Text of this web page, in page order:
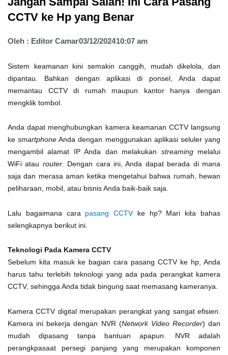
CCTV ke Hp yang Benar
Oleh : Editor Camar03/12/202410:07 am
Sistem keamanan kini semakin canggih, mudah dikelola, dan
dipantau. Bahkan dengan aplikasi di ponsel, Anda dapat
memantau CCTV di rumah maupun kantor hanya dengan
mengklik tombol.
Anda dapat menghubungkan kamera keamanan CCTV langsung
kesmartphone Anda dengan menggunakan aplikasi seluler yang
mengambil alamat IP Anda dan melakukan streamingmelalui
WiFi atau router. Dengan cara ini, Anda dapat berada di mana
saja dan merasa aman ketika mengetahui bahwa rumah, hewan
peliharaan, mobil, atau bisnis Anda baik-baik saja.
Lalu bagaimana cara pasang CCTVke hp? Mari kita bahas
selengkapnya berikut ini.
Teknologi Pada Kamera CCTV
Sebelum kita masuk ke bagian cara pasang CCTV ke hp, Anda
harus tahu terlebih teknologi yang ada pada perangkat kamera
CCTV, sehingga Anda tidak bingung saat memasang kameranya.
Kamera CCTV digital merupakan perangkat yang sangat efisien.
Kamera ini bekerja dengan NVR (Network Video Recorder) dan
mudah dipasang tanpa bantuan apapun. NVR adalah
perangkpasaat persegi panjang yang merupakan komponen